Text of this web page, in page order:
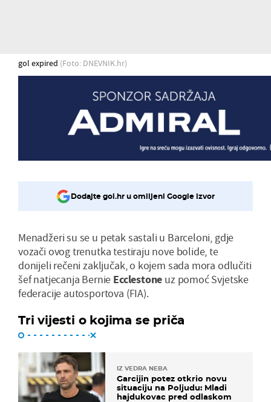
gol expired (Foto: DNEVNIK.hr)
Dodajte gol.hr u omiljeni Google izvor
Menadžeri su se u petak sastali u Barceloni, gdje
vozači ovog trenutka testiraju nove bolide, te
donijeli rečeni zaključak, o kojem sada mora odlučiti
šef natjecanja Bernie Ecclestone uz pomoć Svjetske
federacije autosportova (FIA).
Tri vijesti o kojima se priča
IZ VEDRA NEBA
Garcijin potez otkrio novu
situaciju na Poljudu: Mladi
hajdukovac pred odlaskom